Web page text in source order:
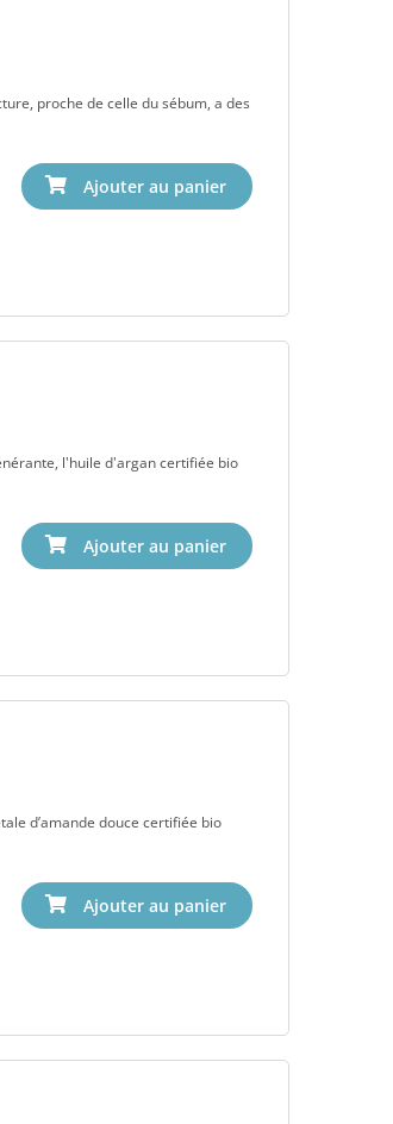
proche de celle du sébum, a des
l'huile d'argan certifiée bio
d’amande douce certifiée bio